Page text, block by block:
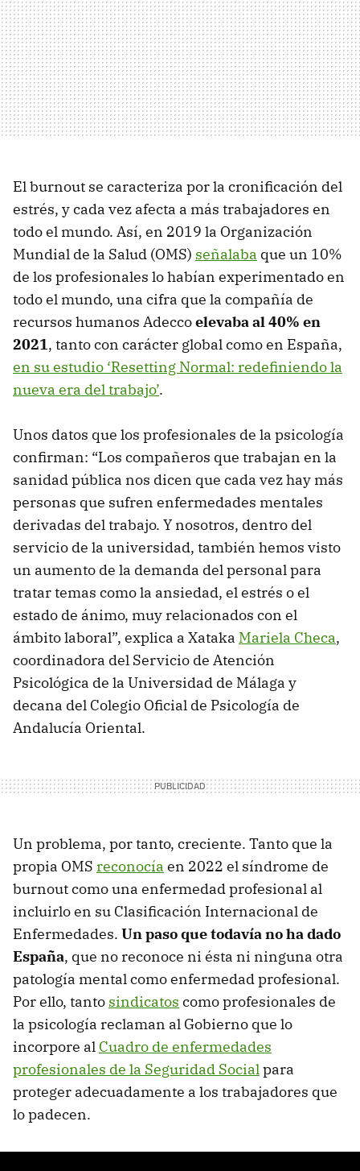
El burnout se caracteriza por la cronificación del
estrés, y cada vez afecta a más trabajadores en
todo el mundo. Así, en 2019 la Organización
Mundial de la Salud (OMS) señalaba que un 10%
de los profesionales lo habían experimentado en
todo el mundo, una cifra que la compañía de
recursos humanos Adeccoelevaba al 40% en
2021, tanto con carácter global como en España,
en su estudio ‘Resetting Normal: redefiniendo la
nueva era del trabajo’.
Unos datos que los profesionales de la psicología
confirman: “Los compañeros que trabajan en la
sanidad pública nos dicen que cada vez hay más
personas que sufren enfermedades mentales
derivadas del trabajo. Y nosotros, dentro del
servicio de la universidad, también hemos visto
un aumento de la demanda del personal para
tratar temas como la ansiedad, el estrés o el
estado de ánimo, muy relacionados con el
ámbito laboral”, explica a Xataka Mariela Checa,
coordinadora del Servicio de Atención
Psicológica de la Universidad de Málaga y
decana del Colegio Oficial de Psicología de
Andalucía Oriental.
Un problema, por tanto, creciente. Tanto que la
propia OMS reconocía en 2022 el síndrome de
burnout como una enfermedad profesional al
incluirlo en su Clasificación Internacional de
Enfermedades. Un paso que todavía no ha dado
España, que no reconoce ni ésta ni ninguna otra
patología mental como enfermedad profesional.
Por ello, tanto sindicatos como profesionales de
la psicología reclaman al Gobierno que lo
incorpore al Cuadro de enfermedades
profesionales de la Seguridad Socialpara
proteger adecuadamente a los trabajadores que
lo padecen.